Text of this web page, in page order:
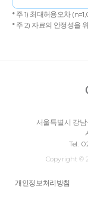
* 주 1) 최대허용오차
* 주 2) 자료의 안정성을
서울특별시 강
Tel.
Copyright ©
개인정보처리방침